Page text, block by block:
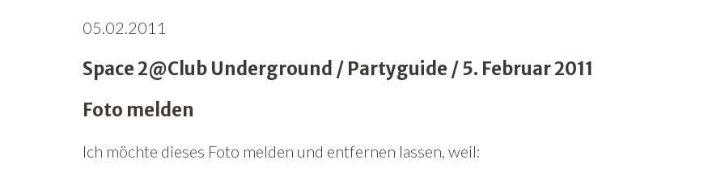
05.02.2011
Space 2@Club Underground / Partyguide / 5. Februar 2011
Foto melden
Ich möchte dieses Foto melden und entfernen lassen, weil: